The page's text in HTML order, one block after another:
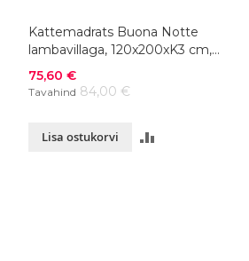
Kattemadrats Buona Notte
lambavillaga, 120x200xK3 cm,
Soodushind
75,60 €
Tavahind 84,00 €
Lisa ostukorvi